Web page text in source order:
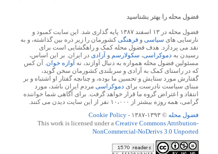
فضول محله را بهتر بشناسید
فضول محله در ۱۳ اسفند ۱۳۸۷ پایه گذاری شد. این سایت کمبود و
نارسایی های سیاسی و فرهنگی کشورمان را زیر ذره بین گذاشته، و به
نقد می پردازد. هدف فضول محله کمک و راهگشایی است برای
رسیدن به دموکراسی، سکولارسم و آزادی در ایران. بر این اساس،
مسئولین فضول محله همواره به دنبال آوازند، نه آوازه خوان . آن کس
که در راستای کمک به آزادی و سربلندی کشورمان سخن گوید،
گفتارش مورد ستایش و تحسین ما بوده، و چنانچه گفتار او اشتباه و بر
مبنای سیاست نادرست برای دموکراسی مردم ایران باشد، مورد
انتقاد و اعتراض گروه ما قرار خواهد گرفت. برای آگاهی شما خواننده
گرامی، همه روزه بیشتر از ۱۰،۰۰۰ نفر از این سایت دیدن می کنند.
فضول محله © ۱۳۹۳-۱۳۸۷ -
Cookie Policy
This work is licensed under a Creative Commons Attribution-
NonCommercial-NoDerivs 3.0 Unported